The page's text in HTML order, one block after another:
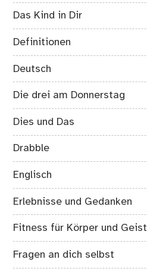
Das Kind in Dir
Definitionen
Deutsch
Die drei am Donnerstag
Dies und Das
Drabble
Englisch
Erlebnisse und Gedanken
Fitness für Körper und Geist
Fragen an dich selbst